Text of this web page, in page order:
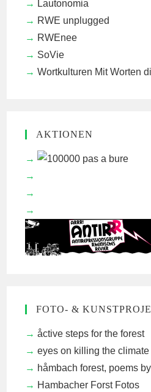
Lautonomia
RWE unplugged
RWEnee
SoVie
Wortkulturen Mit Worten
AKTIONEN
FOTO- &
åctive steps for the forest
eyes on killing the climate
håmbach forest, poems
Hambacher Forst Fotos